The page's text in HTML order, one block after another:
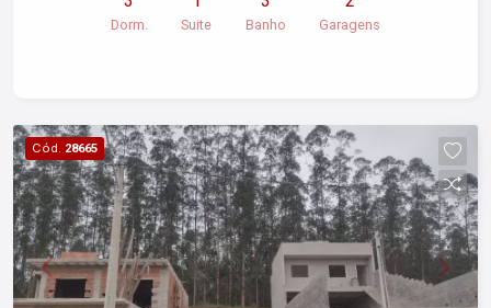
Descrição do imóvel: Sala ampla com cozinha
integrada. Fino acabamento. 03 dormitórios, suíte
todos os cômodos. Projeto de iluminação. Jardim
de inverno. Portão automático. Para mais
informações ou agendar uma visita, entre em
contato!
Dorm. Suite Banho Garagens
Cód. 28665